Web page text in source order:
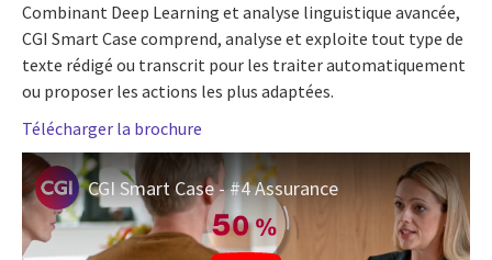
Combinant Deep Learning et analyse linguistique avancée,
CGI Smart Case comprend, analyse et exploite tout type de
texte rédigé ou transcrit pour les traiter automatiquement
ou proposer les actions les plus adaptées.
Télécharger la brochure
CGI Smart Case - #4 Assurance